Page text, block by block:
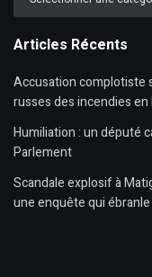
Articles Récents
Accusation complotiste
russes des incendies en
Humiliation : un député
Parlement
Scandale explosif à
une enquête qui